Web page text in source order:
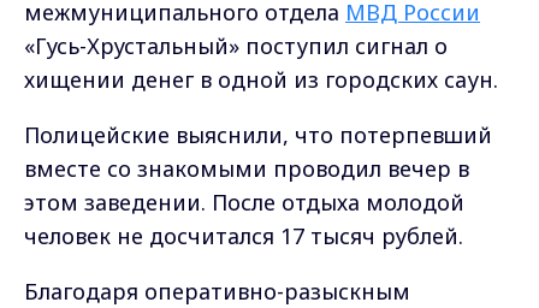
межмуниципального отдела МВД России
«Гусь-Хрустальный» поступил сигнал о
хищении денег в одной из городских саун.
Полицейские выяснили, что потерпевший
вместе со знакомыми проводил вечер в
этом заведении. После отдыха молодой
человек не досчитался 17 тысяч рублей.
Благодаря оперативно-разыскным